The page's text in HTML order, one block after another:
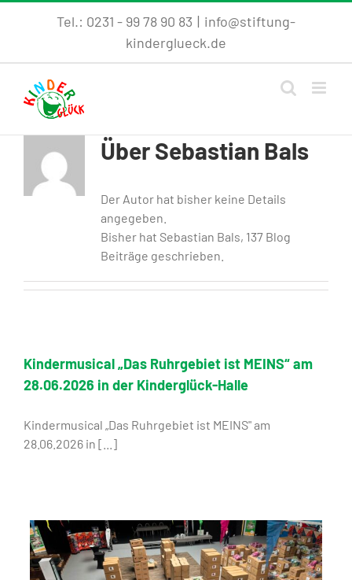
Tel.: 0231 - 99 78 90 83 | info@stiftung-
kinderglueck.de
ÜberSebastian Bals
Der Autor hat bisher keine Details
angegeben.
Bisher hat Sebastian Bals, 137 Blog
Beiträge geschrieben.
Kindermusical „Das Ruhrgebiet ist MEINS“ am
28.06.2026 in der Kinderglück-Halle
Kindermusical „Das Ruhrgebiet ist MEINS" am
28.06.2026 in [...]